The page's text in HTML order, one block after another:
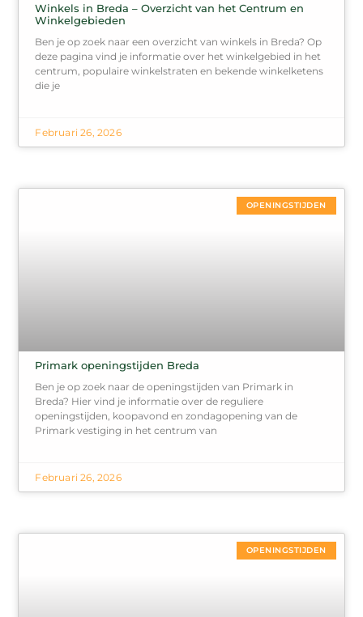
Winkels in Breda – Overzicht van het Centrum en
Winkelgebieden
Ben je op zoek naar een overzicht van winkels in Breda? Op
deze pagina vind je informatie over het winkelgebied in het
centrum, populaire winkelstraten en bekende winkelketens
die je
Februari 26, 2026
OPENINGSTIJDEN
Primark openingstijden Breda
Ben je op zoek naar de openingstijden van Primark in
Breda? Hier vind je informatie over de reguliere
openingstijden, koopavond en zondagopening van de
Primark vestiging in het centrum van
Februari 26, 2026
OPENINGSTIJDEN